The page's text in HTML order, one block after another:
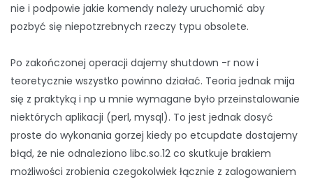
nie i podpowie jakie komendy należy uruchomić aby
pozbyć się niepotzrebnych rzeczy typu obsolete.
Po zakończonej operacji dajemy shutdown -r now i
teoretycznie wszystko powinno działać. Teoria jednak mija
się z praktyką i np u mnie wymagane było przeinstalowanie
niektórych aplikacji (perl, mysql). To jest jednak dosyć
proste do wykonania gorzej kiedy po etcupdate dostajemy
błąd, że nie odnaleziono libc.so.12 co skutkuje brakiem
możliwości zrobienia czegokolwiek łącznie z zalogowaniem